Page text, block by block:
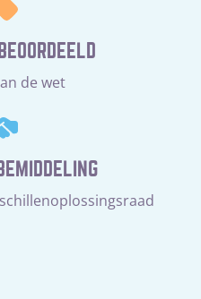
de wet